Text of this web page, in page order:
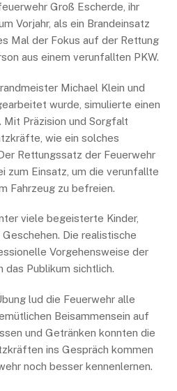
Groß Escherde, ihr
Vorjahr, als ein Brandeinsatz
Mal der Fokus auf der Rettung
aus einem verunfallten PKW.
Michael Klein und
wurde, simulierte einen
Präzision und Sorgfalt
wie ein solches
Rettungssatz der Feuerwehr
zum Einsatz, um die verunfallte
Fahrzeug zu befreien.
viele begeisterte Kinder,
Die realistische
Vorgehensweise der
das Publikum sichtlich.
lud die Feuerwehr alle
Beisammensein auf
und Getränken konnten die
ins Gespräch kommen
noch besser kennenlernen.